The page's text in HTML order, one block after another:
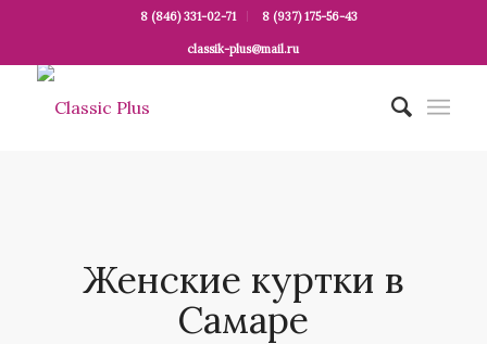
8 (846) 331-02-71 8 (937) 175-56-43
classik-plus@mail.ru
Женские куртки в
Самаре